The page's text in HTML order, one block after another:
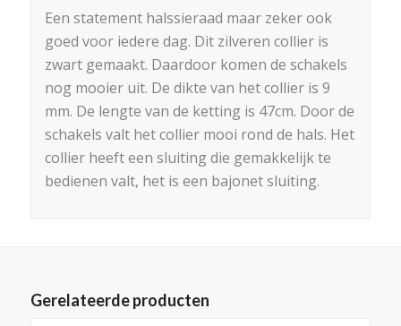
Een statement halssieraad maar zeker ook
goed voor iedere dag. Dit zilveren collier is
zwart gemaakt. Daardoor komen de schakels
nog mooier uit. De dikte van het collier is 9
mm. De lengte van de ketting is 47cm. Door de
schakels valt het collier mooi rond de hals. Het
collier heeft een sluiting die gemakkelijk te
bedienen valt, het is een bajonet sluiting.
Gerelateerde producten